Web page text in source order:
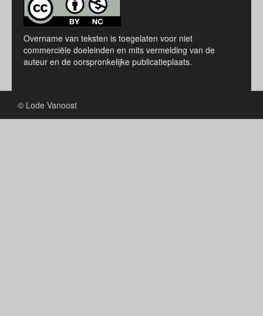
Overname van teksten is toegelaten voor niet
commerciële doeleinden en mits vermelding van de
auteur en de oorspronkelijke publicatieplaats.
© Lode Vanoost